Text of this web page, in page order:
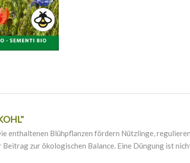
enthaltenen Blühpflanzen fördern Nützlinge,
zur ökologischen Balance. Eine Düngung ist